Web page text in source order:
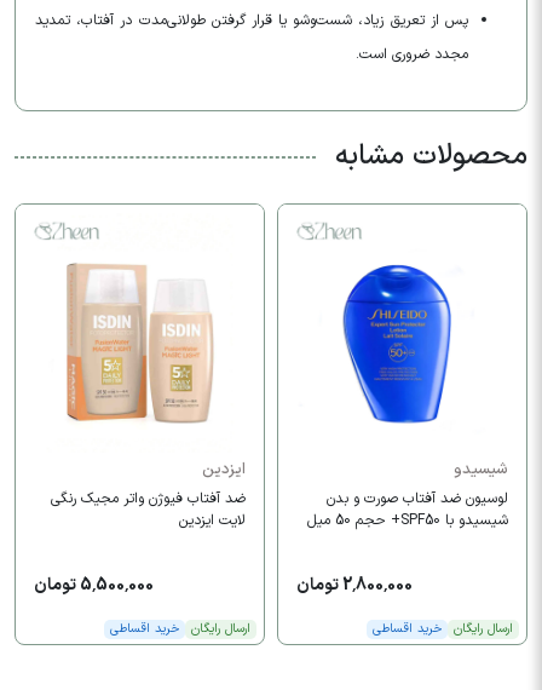
پس از تعریق زیاد، شست‌وشو یا قرار گرفتن طولانی‌مدت در آفتاب، تمدید
مجدد ضروری است.
محصولات مشابه
شیسیدو
لوسیون ضد آفتاب صورت و بدن
شیسیدو با SPF50+ حجم 50 میل
2,800,000 تومان
ارسال رایگان خرید اقساطی
ایزدین
ضد آفتاب فیوژن واتر مجیک رنگی
لایت ایزدین
5,500,000 تومان
ارسال رایگان خرید اقساطی